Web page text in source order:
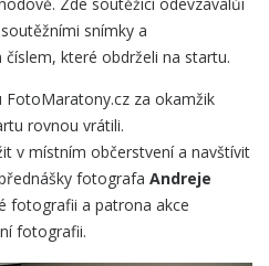
snímky a
které obdrželi na startu.
za okamžik
rovnou vrátili.
v místním občerstvení a navštívit
fotografa Andreje
fotografii a patrona akce
fotografii.